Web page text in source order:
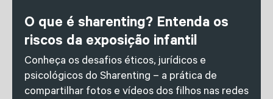
O que é sharenting? Entenda os
riscos da exposição infantil
Conheça os desafios éticos, jurídicos e
psicológicos do Sharenting – a prática de
compartilhar fotos e vídeos dos filhos nas redes